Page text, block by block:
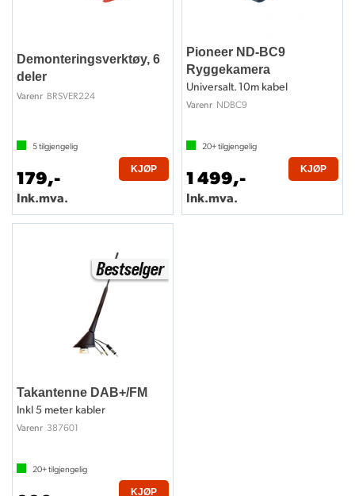
Demonteringsverktøy, 6
deler
Varenr BRSVER224
5tilgjengelig
179,-
Ink.mva.
KJØP
Pioneer ND-BC9
Ryggekamera
Universalt. 10m kabel
Varenr NDBC9
20+tilgjengelig
1 499,-
Ink.mva.
KJØP
Takantenne DAB+/FM
Inkl 5 meter kabler
Varenr 387601
20+tilgjengelig
KJØP